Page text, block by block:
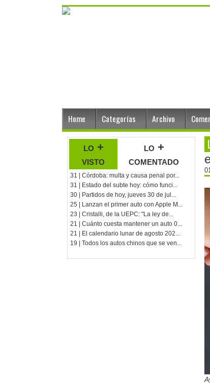
Home Categorías Archivo
lo +
visto
lo +
comentado
31 | Córdoba: multa y causa penal por...
31 | Estado del subte hoy: cómo funci...
30 | Partidos de hoy, jueves 30 de jul...
25 | Lanzan el primer auto con Apple M...
23 | Cristalli, de la UEPC: "La ley de...
21 | Cuánto cuesta mantener un auto 0...
21 | El calendario lunar de agosto 202...
19 | Todos los autos chinos que se ven...